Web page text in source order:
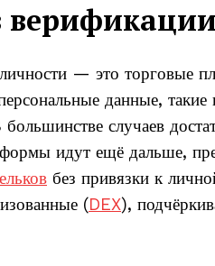
— это торговые
данные, такие
случаев
идут ещё дальше,
без привязки к
(DEX),